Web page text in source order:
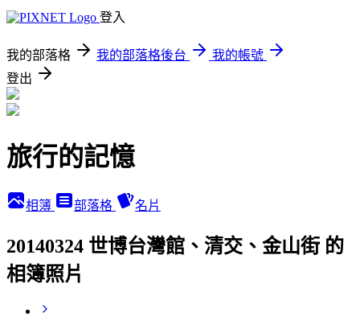
登入
我的部落格 我的部落格後台
我的帳號
登出
旅行的記憶
相簿 部落格 名片
20140324 世博台灣館、清交、金山街 的
相簿照片